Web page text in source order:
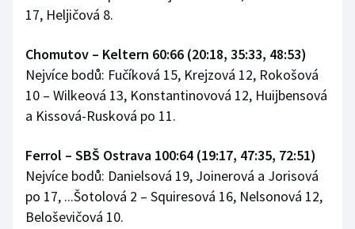
17, Heljičová 8.
Chomutov – Keltern 60:66 (20:18, 35:33, 48:53)
Nejvíce bodů: Fučíková 15, Krejzová 12, Rokošová
10 – Wilkeová 13, Konstantinovová 12, Huijbensová
a Kissová-Rusková po 11.
Ferrol – SBŠ Ostrava 100:64 (19:17, 47:35, 72:51)
Nejvíce bodů: Danielsová 19, Joinerová a Jorisová
po 17, ...Šotolová 2 – Squiresová 16, Nelsonová 12,
Beloševičová 10.